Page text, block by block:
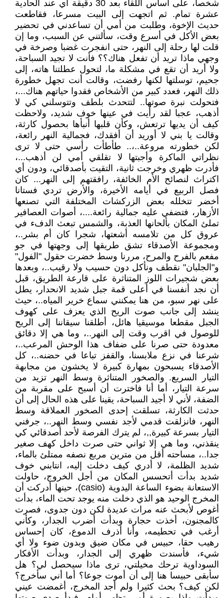
شخصا، على أساس اللقاء بعد 30 دقيقة أي عند الحادية
عشرة تمام. ثم اتجهت إلى البيت مسرعا، فقاطعت
حديث الإخوة، وطلبت من أمي أن تساعدني في تحضير
بعض الأكل في أسرع وقت، سألتني عن السبب، وما إن
قلت لها رحلة إلى النهر، حتى انفجرت غضبا وصرخة في
وجهي ماذا تريد أن تفعل هناك؟؟ فأنت لا تجيد السباحة،
ولا أريد أن تقع في مشكلة ما، لتحول عطلتنا هاته، إلى
جحيم، توسلتها لكنها رفضت، وقالت أنت تجهل خطورة
ذلك النهر، فعدد كبير من الأشخاص فقدوا حياتهم هناك...،
فتحولت نبرة صوتها.. لتتحدث بلطف وتتوسلني كي لا
أذهب، عجبا لقد رأيت في عينها خوف شديد، ولاحظت
كيف أن يديها ترتعش، وكأن قلبها أنبأها بحصول كارثة،
وقالت يا بني لا أوريد أن أفقدك، فجمالية النهر رائعة،
لكن خطورته مروعة..،.. طأطأت رأسي حتى لا ترى
نظراتي الماكرة وأجبتها لا تقلقي أمي لن أذهب...،
فأدرت ظهري وخرجت ثانية، التقيت بأصدقائي، ودون أي
اكتراث لنصائح الأم الخائفة، رافقتهم إلى النهر... كان
فصل الربيع في أيامه الأخيرة، والأرض تردي فستانا
أخضر تتخلله بعض الزركشات المختلفة التي تصنعها
الأزهار، فتضفي عليه جمالية رائعة....، أصوات العصافير
تملئ المكان بألحانها العذبة، والشمس تبعث الدفء في
عروق كل من تلامسه أشعتها، شجرا كان أم بشر..،
ومجموعة الأصدقاء تشق طريقها إلى وجهتها في جو
مفعم بالفرح والمرح، مررنا وسط خضرت حقول "الفول"
و"الجلبان" نقطف ونأكل دون حسيب ولا رقيب..، وبعدها
بعض شجيرات اللوز المتناثرة على قارعة الطريق، قبل
أن نجد أنفسنا في أعلى قمة جبل شديد الانحدار، يطل
على نهر سبو، من هنا يمكنني سماع خرير المياه..، حيث
ينشد إلى جانب صوت الريح الذي يعزف على كهوف
الجبل مقطعا موسيقيا هائل، أطلقنا سيقاننا إلى الريح
للوصول في اقرب وقت إلى النهر..، وما هي إلا دقائق
معدودة حتى صرنا على ضفاف هذا الوحش المرعب..،
شرعنا في نزع ملابسنا، والقفز تباعا في حضنه..، كل
الأصدقاء يسبحون بمهارة كبيرة لا يخشون من مجابهة
التيار السريع. والصخور المتناثرة وسط النهر تزيد من
سرعة التيار، أما أنا فاخترت أن أسبح على مقربة من
الضفة، لأني لا أجيد السباحة، يقينا على هذه الحال إلى أن
حدثت الكارثة، تسلقت إحدى الصخور العملاقة وسط
النهر، فانزلقت قدمي لأجد نفسي وسط النهر..، جرفني
التيار بسرعة كبيرة,,، لم يترك الفرصة لأحد أصدقائي كي
ينقذني، وما هي إلا ثواني حتى صرت داخل كهف صغير
جدا..، مساحته أقل من مترين مربع نصفه ممتلئ بالماء،
شديد الظلمة، لا أدري كيف دخلت إليه، انتابني خوف
شديد بدأت أتحسس المكان من أجل الخروج، حاولت
الاستعانة بضوء الساعة اليدوية (casio)، حينها أدركت أن
المخرج الوحيد هو الذي دخلت منه يوجد تحت الماء، بدأت
أغوص لأبحث عنه مرات عديدة لكن دون جدوى، فصرت
كالمجنون، أخذت حجارة وبدأت أضرب الجدار، وكأني
أرغب في تحطيمه، وأنا أذرف الدموع، كان إحساس
رهيب حقا، حبيس في مكان ضيق وبدون ضوء ولا أي
شيء، فأسندت ظهري إلى الجدار، وبدأت الأفكار
السوداوية ترحك مخيلتي، ترى ماذا سيحصل لي؟ هل
سأبقى حبيسا هنا إلى أن أموت جوعا؟ أما أني سأخرج؟
لكن كيف؟ بحث كثيرا ولم أجد المخرج، أغمضت عيني